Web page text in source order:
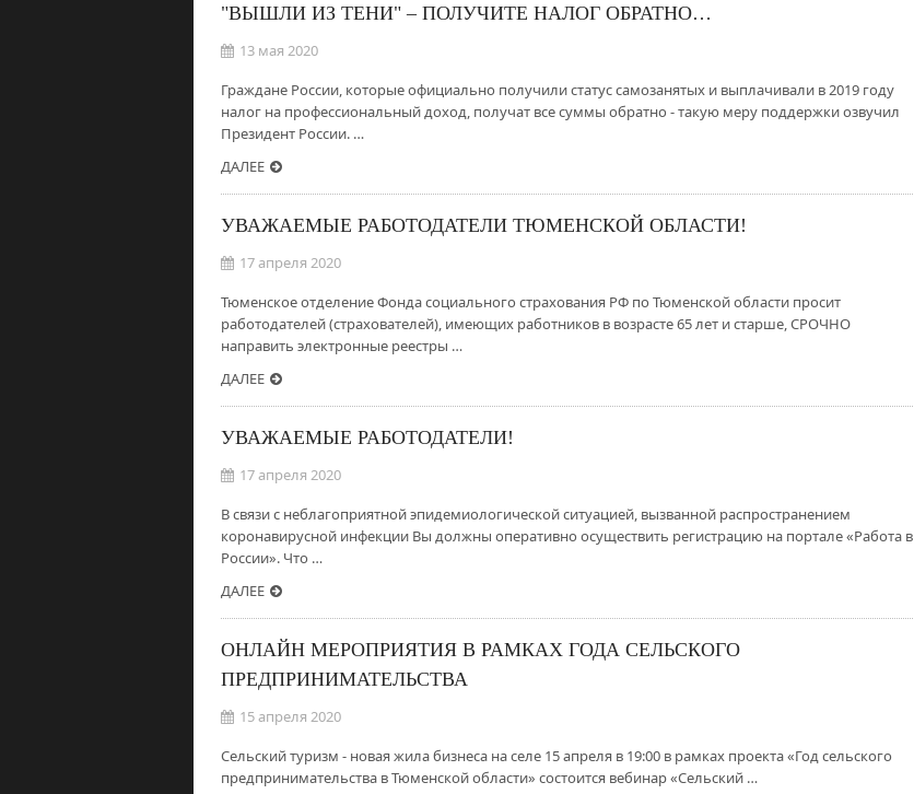
"ВЫШЛИ ИЗ ТЕНИ" – ПОЛУЧИТЕ НАЛОГ ОБРАТНО…
13 мая 2020
Граждане России, которые официально получили статус самозанятых и выплачивали в 2019 году
налог на профессиональный доход, получат все суммы обратно - такую меру поддержки озвучил
Президент России. …
ДАЛЕЕ
УВАЖАЕМЫЕ РАБОТОДАТЕЛИ ТЮМЕНСКОЙ ОБЛАСТИ!
17 апреля 2020
Тюменское отделение Фонда социального страхования РФ по Тюменской области просит
работодателей (страхователей), имеющих работников в возрасте 65 лет и старше, СРОЧНО
направить электронные реестры …
ДАЛЕЕ
УВАЖАЕМЫЕ РАБОТОДАТЕЛИ!
17 апреля 2020
В связи с неблагоприятной эпидемиологической ситуацией, вызванной распространением
коронавирусной инфекции Вы должны оперативно осуществить регистрацию на портале «Работа в
России». Что …
ДАЛЕЕ
ОНЛАЙН МЕРОПРИЯТИЯ В РАМКАХ ГОДА СЕЛЬСКОГО
ПРЕДПРИНИМАТЕЛЬСТВА
15 апреля 2020
Сельский туризм - новая жила бизнеса на селе 15 апреля в 19:00 в рамках проекта «Год сельского
предпринимательства в Тюменской области» состоится вебинар «Сельский …